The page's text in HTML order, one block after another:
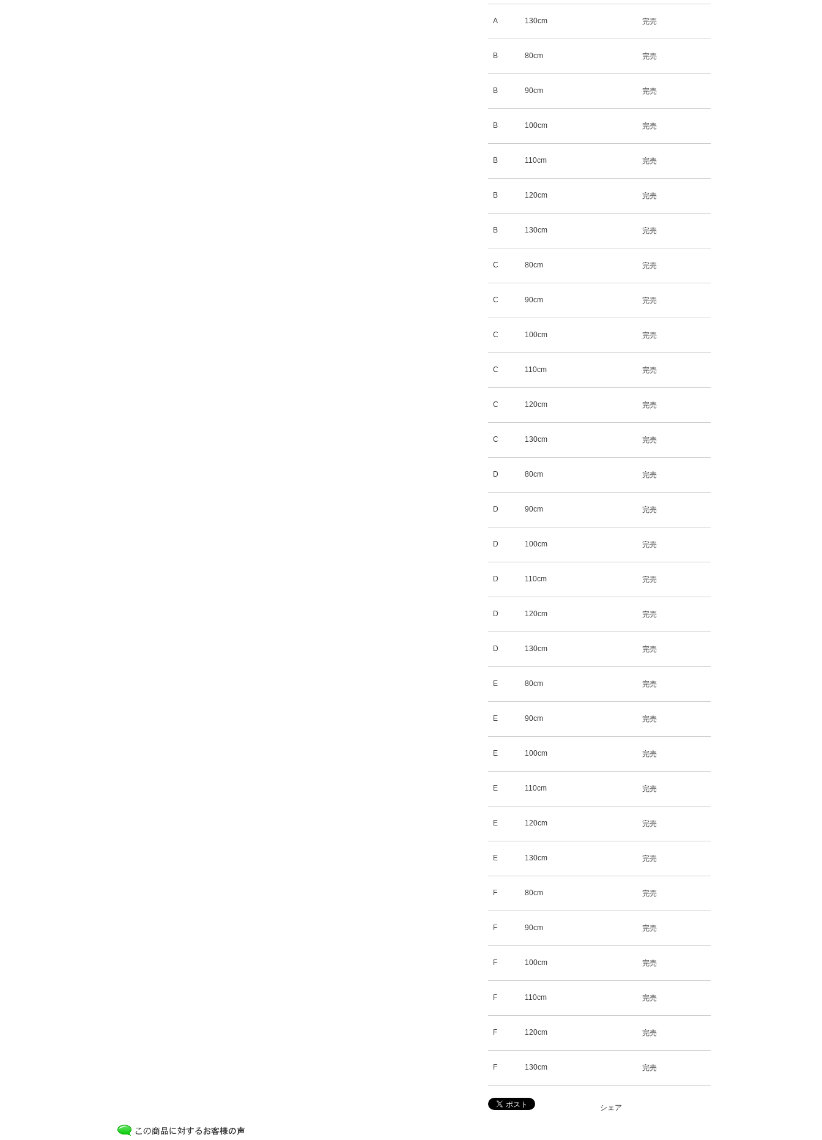
A 130cm 完売
B 80cm 完売
B 90cm 完売
B 100cm 完売
B 110cm 完売
B 120cm 完売
B 130cm 完売
C 80cm 完売
C 90cm 完売
C 100cm 完売
C 110cm 完売
C 120cm 完売
C 130cm 完売
D 80cm 完売
D 90cm 完売
D 100cm 完売
D 110cm 完売
D 120cm 完売
D 130cm 完売
E 80cm 完売
E 90cm 完売
E 100cm 完売
E 110cm 完売
E 120cm 完売
E 130cm 完売
F 80cm 完売
F 90cm 完売
F 100cm 完売
F 110cm 完売
F 120cm 完売
F 130cm 完売
シェア